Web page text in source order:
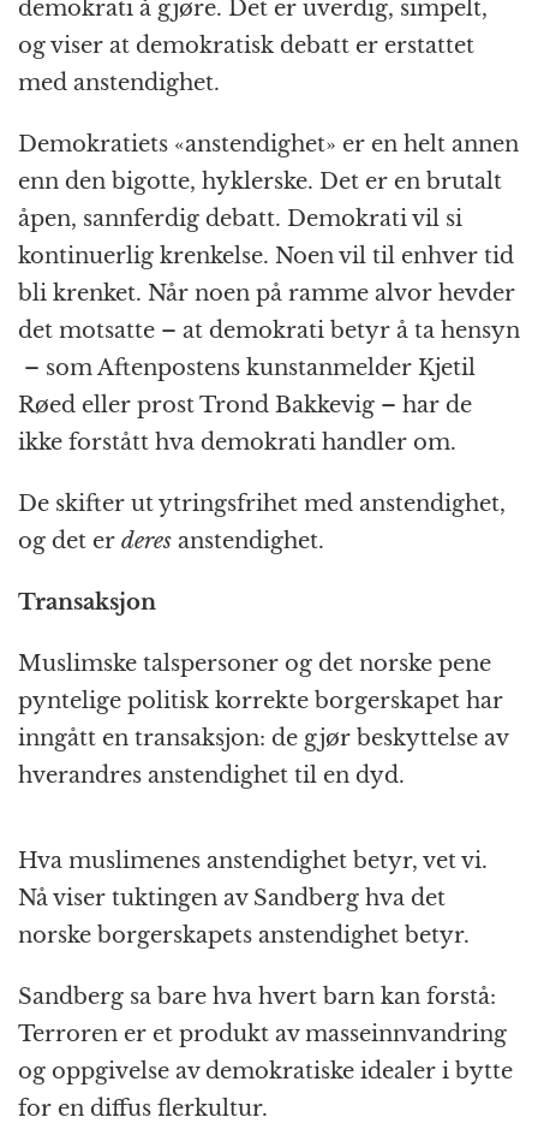
demokrati å gjøre. Det er uverdig, simpelt,
og viser at demokratisk debatt er erstattet
med anstendighet.
Demokratiets «anstendighet» er en helt annen
enn den bigotte, hyklerske. Det er en brutalt
åpen, sannferdig debatt. Demokrati vil si
kontinuerlig krenkelse. Noen vil til enhver tid
bli krenket. Når noen på ramme alvor hevder
det motsatte – at demokrati betyr å ta hensyn
– som Aftenpostens kunstanmelder Kjetil
Røed eller prost Trond Bakkevig – har de
ikke forstått hva demokrati handler om.
De skifter ut ytringsfrihet med anstendighet,
og det er deres anstendighet.
Transaksjon
Muslimske talspersoner og det norske pene
pyntelige politisk korrekte borgerskapet har
inngått en transaksjon: de gjør beskyttelse av
hverandres anstendighet til en dyd.
Hva muslimenes anstendighet betyr, vet vi.
Nå viser tuktingen av Sandberg hva det
norske borgerskapets anstendighet betyr.
Sandberg sa bare hva hvert barn kan forstå:
Terroren er et produkt av masseinnvandring
og oppgivelse av demokratiske idealer i bytte
for en diffus flerkultur.